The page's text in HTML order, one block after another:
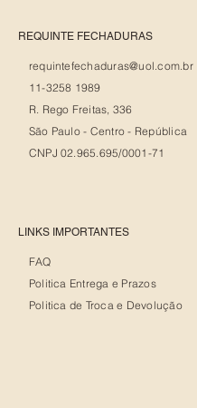
REQUINTE FECHADURAS
requintefechaduras@uol.com.br
11-3258 1989
R. Rego Freitas, 336
São Paulo - Centro - República
CNPJ 02.965.695/0001-71
LINKS IMPORTANTES
FAQ
Politica Entrega e Prazos
Politica de Troca e Devolução